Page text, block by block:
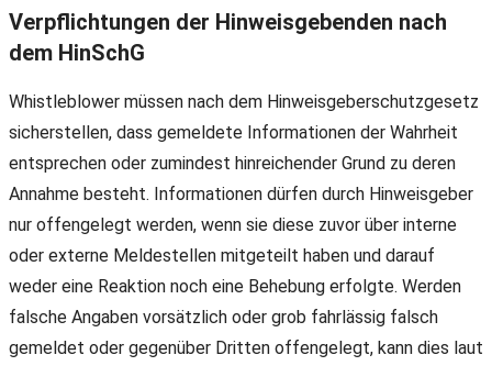
Verpflichtungen der Hinweisgebenden nach
dem HinSchG
Whistleblower müssen nach dem Hinweisgeberschutzgesetz
sicherstellen, dass gemeldete Informationen der Wahrheit
entsprechen oder zumindest hinreichender Grund zu deren
Annahme besteht. Informationen dürfen durch Hinweisgeber
nur offengelegt werden, wenn sie diese zuvor über interne
oder externe Meldestellen mitgeteilt haben und darauf
weder eine Reaktion noch eine Behebung erfolgte. Werden
falsche Angaben vorsätzlich oder grob fahrlässig falsch
gemeldet oder gegenüber Dritten offengelegt, kann dies laut